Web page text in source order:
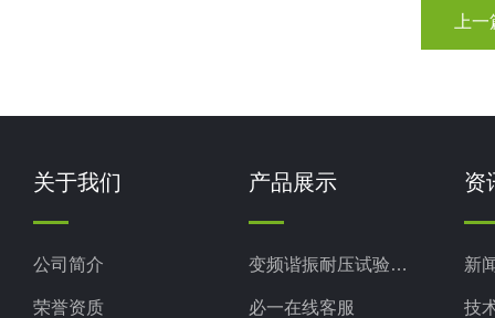
上
关于我们
公司简介
荣誉资质
产品展示
变频谐振耐压试验装置
必一在线客服
资
新
技